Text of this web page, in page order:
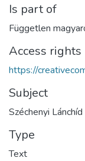
Is part of
Független
Access rights
https://
Subject
Széchenyi Lánchíd
Type
Text